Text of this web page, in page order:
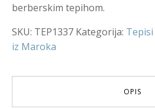
berberskim tepihom.
SKU: TEP1337 Kategorija: Tepisi
iz Maroka
OPIS